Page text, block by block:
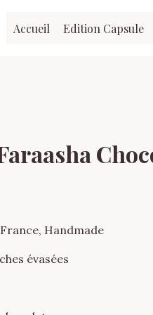
Accueil Edition Capsule
Handmade
évasées